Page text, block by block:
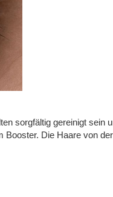
sorgfältig gereinigt
Die Haare von